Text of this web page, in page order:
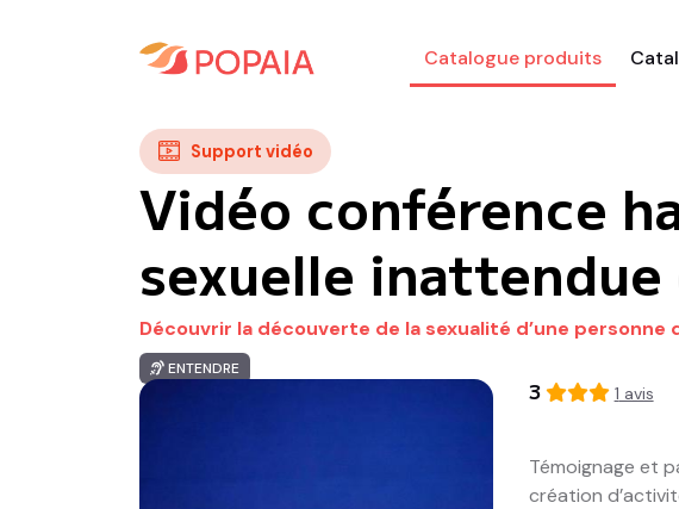
Catalogue produits
Support vidéo
Vidéo conférence
sexuelle inattendue
Découvrir la découverte de la sexualité d’une
ENTENDRE
3 1 avis
Témoignage et
création